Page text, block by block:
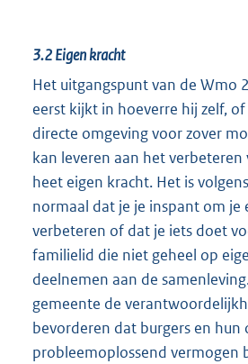
3.2Eigen kracht
Het uitgangspunt van de Wmo
eerst kijkt in hoeverre hij zelf,
directe omgeving voor zover
kan leveren aan het
heet eigen kracht. Het is
normaal dat je je inspant om je
verbeteren of dat je iets doet
familielid die niet geheel op
deelnemen aan de
gemeente de
bevorderen dat burgers en hun
probleemoplossend vermogen